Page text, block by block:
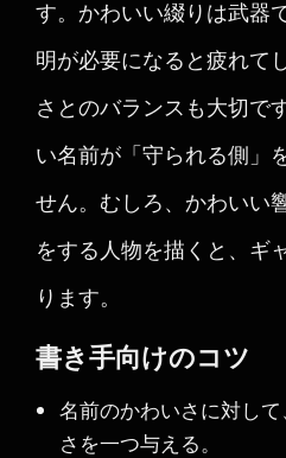
す。かわいい綴りは武器
明が必要になると疲れて
さとのバランスも大切で
い名前が「守られる側」
せん。むしろ、かわいい
をする人物を描くと、ギ
ります。
書き手向けのコツ
名前のかわいさに対し
さを一つ与える。